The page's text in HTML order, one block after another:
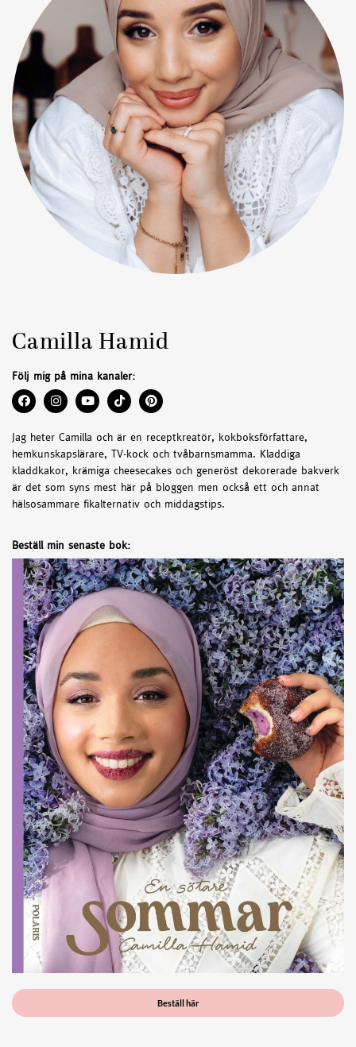
Camilla Hamid
Följ mig på mina kanaler:
Jag heter Camilla och är en receptkreatör, kokboksförfattare,
hemkunskapslärare, TV-kock och tvåbarnsmamma. Kladdiga
kladdkakor, krämiga cheesecakes och generöst dekorerade bakverk
är det som syns mest här på bloggen men också ett och annat
hälsosammare fikalternativ och middagstips.
Beställ min senaste bok:
Beställ här